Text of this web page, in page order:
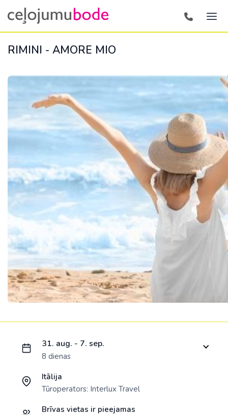
RIMINI - AMORE MIO
31. aug. - 7. sep.
8 dienas
Itālija
Tūroperators: Interlux Travel
Brīvas vietas ir pieejamas